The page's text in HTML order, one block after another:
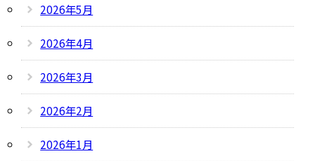
2026年5月
2026年4月
2026年3月
2026年2月
2026年1月